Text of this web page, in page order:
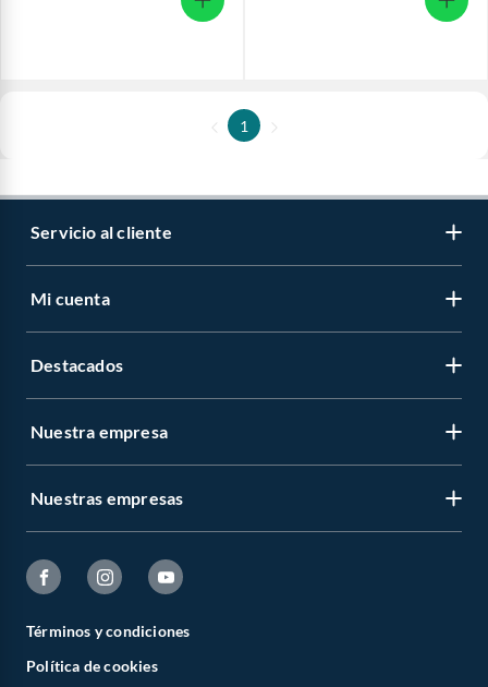
1
Servicio al cliente
Mi cuenta
Destacados
Nuestra empresa
Nuestras empresas
Términos y condiciones
Política de cookies